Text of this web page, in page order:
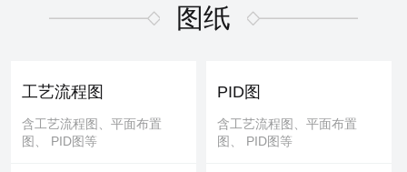
立即购买
服务承诺：包修改
文件编写
服务内容：
服务保障：提供方案优化
图纸
工艺流程图
含工艺流程图、平面布置
图、 PID图等
PID图
含工艺流程图、平面布置
图、 PID图等